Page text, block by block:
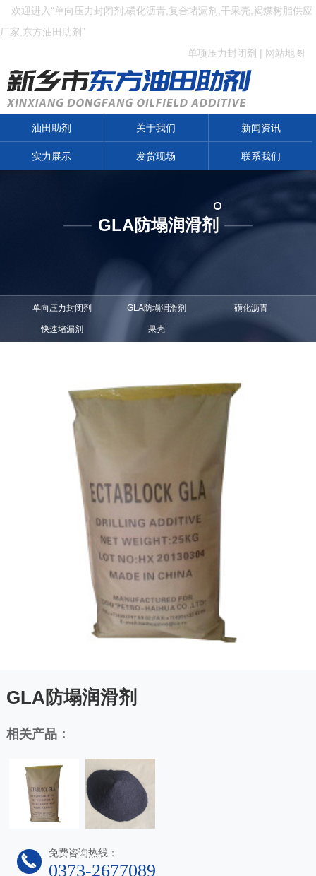
欢迎进入“单向压力封闭剂,磺化沥青,复合堵漏剂,干果壳,褐煤树脂供应
厂家,东方油田助剂”
单项压力封闭剂 | 网站地图
油田助剂 关于我们 新闻资讯
实力展示 发货现场 联系我们
—— GLA防塌润滑剂 ——
单向压力封闭剂 GLA防塌润滑剂 磺化沥青
快速堵漏剂 果壳
GLA防塌润滑剂
相关产品：
免费咨询热线：
0373-2677089